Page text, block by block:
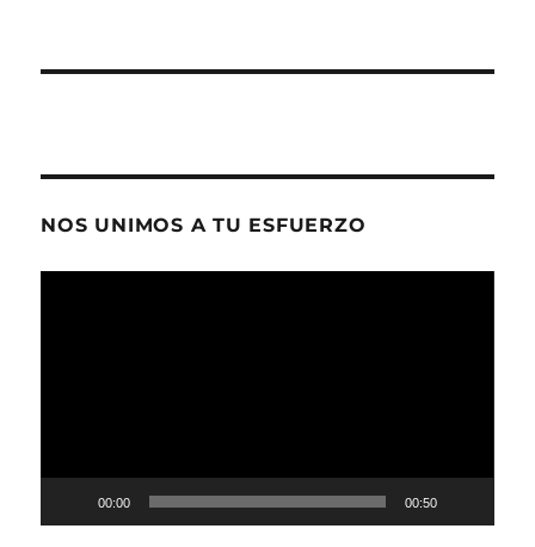
NOS UNIMOS A TU ESFUERZO
00:00 00:50